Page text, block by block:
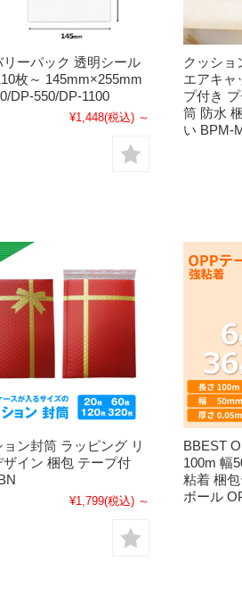
リーパック 透明シール
枚～ 145mm×255mm
DP-550/DP-1100
¥1,448(税込) ～
クッショ
エアキャ
プ付き
筒 防水
い BPM-
ョン封筒 ラッピング リ
ザイン 梱包 テープ付
¥1,799(税込) ～
BBEST
100m 幅
粘着 梱
ボール